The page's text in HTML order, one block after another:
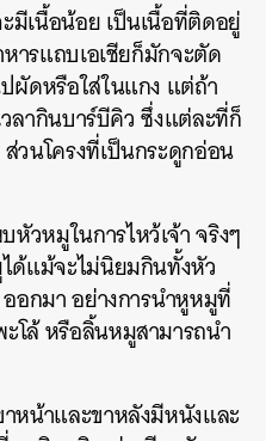
มีเนื้อน้อยเป็นเนื้อที่ติดอยู่
ารแถบเอเชียก็มักจะตัด
ผัดหรือใส่ในแกง แต่ถ้า
ลากินบาร์บีคิวซึ่งแต่ละที่ก็
ส่วนโครงที่เป็นกระดูกอ่อน
วหมูในการไหว้เจ้า จริงๆ
ด้แม้จะไม่นิยมกินทั้งหัว
ออกมาอย่างการนำหูหมูที่
โล้หรือลิ้นหมูสามารถนำ
หน้าและขาหลังมีหนังและ